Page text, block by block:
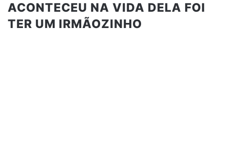
ACONTECEU NA VIDA DELA FOI
TER UM IRMÃOZINHO